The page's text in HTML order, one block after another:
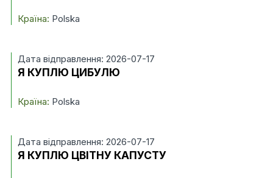
Країна: Polska
Дата відправлення: 2026-07-17
Я КУПЛЮ ЦИБУЛЮ
Країна: Polska
Дата відправлення: 2026-07-17
Я КУПЛЮ ЦВІТНУ КАПУСТУ